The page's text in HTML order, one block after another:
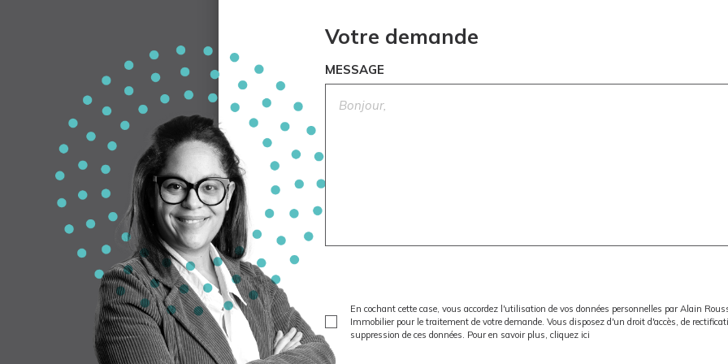
Votre demande
MESSAGE
En cochant cette case, vous accordez l'utilisation de vos données personnelles par Alain
Immobilier pour le traitement de votre demande. Vous disposez d'un droit d'accès, de
suppression de ces données. Pour en savoir plus,cliquez ici